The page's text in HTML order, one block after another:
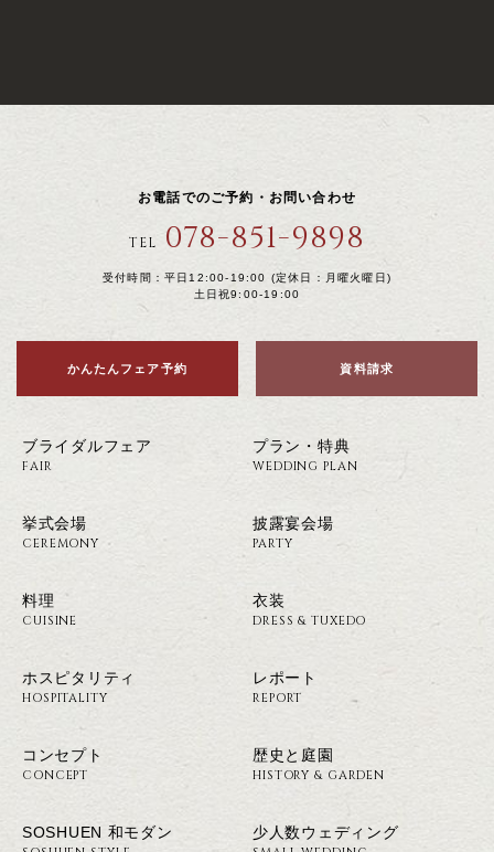
お電話でのご予約・お問い合わせ
TEL 078-851-9898
受付時間：平日12:00-19:00 (定休日：月曜火曜日)
土日祝9:00-19:00
かんたんフェア予約 資料請求
ブライダルフェア
FAIR
プラン・特典
WEDDING PLAN
挙式会場
CEREMONY
披露宴会場
PARTY
料理
CUISINE
衣装
DRESS & TUXEDO
ホスピタリティ
HOSPITALITY
レポート
REPORT
コンセプト
CONCEPT
歴史と庭園
HISTORY & GARDEN
SOSHUEN 和モダン 少人数ウェディング